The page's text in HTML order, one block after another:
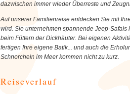
dazwischen immer wieder Überreste und
Auf unserer Familienreise entdecken Sie mit
wird. Sie unternehmen spannende Jeep-
beim Füttern der Dickhäuter. Bei eigenen
fertigen Ihre eigene Batik... und auch die
Schnorcheln im Meer kommen nicht zu kurz.
Reiseverlauf